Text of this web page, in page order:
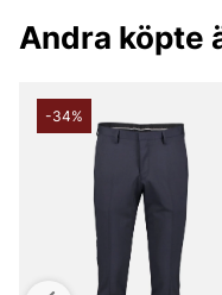
Andra köpte
-34%